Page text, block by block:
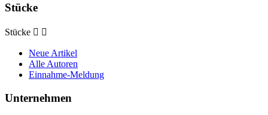
Stücke
Stücke  
Neue Artikel
Alle Autoren
Einnahme-Meldung
Unternehmen